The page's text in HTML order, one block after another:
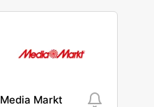
Media Markt